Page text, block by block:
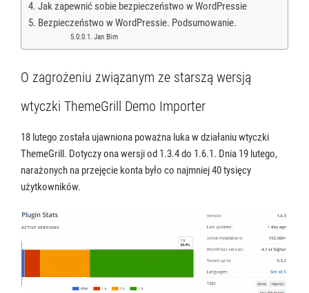
Jak zapewnić sobie bezpieczeństwo w WordPressie
Bezpieczeństwo w WordPressie. Podsumowanie.
Jan Bim
O zagrożeniu związanym ze starszą wersją
wtyczki ThemeGrill Demo Importer
18 lutego została ujawniona poważna luka w działaniu wtyczki
ThemeGrill. Dotyczy ona wersji od 1.3.4 do 1.6.1. Dnia 19 lutego,
narażonych na przejęcie konta było co najmniej 40 tysięcy
użytkowników.